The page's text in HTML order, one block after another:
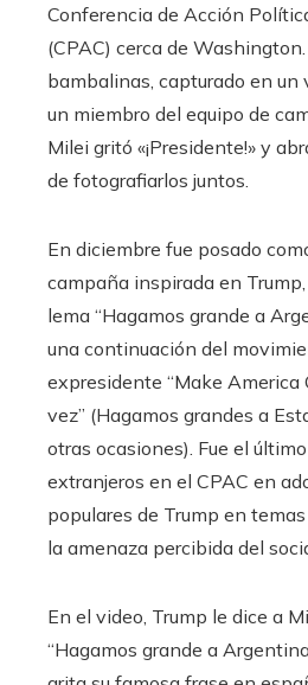
Conferencia de Acción
(CPAC) cerca de
bambalinas, capturado en un
un miembro del equipo de
Milei gritó «¡Presidente!» y
de fotografiarlos juntos.
En diciembre fue posado
campaña inspirada en
lema “Hagamos grande a
una continuación del
expresidente “Make America
vez” (Hagamos grandes a
otras ocasiones). Fue el
extranjeros en el CPAC en
populares de Trump en
la amenaza percibida del
En el video, Trump le dice a
“Hagamos grande a